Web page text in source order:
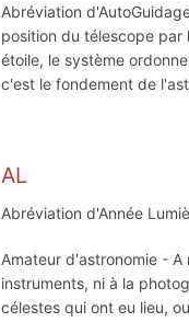
Abréviation
position du télescope par
étoile, le système
c'est le fondement de
AL
Abréviation d'Année
Amateur d'astronomie -
instruments, ni à la
célestes qui ont eu lieu,